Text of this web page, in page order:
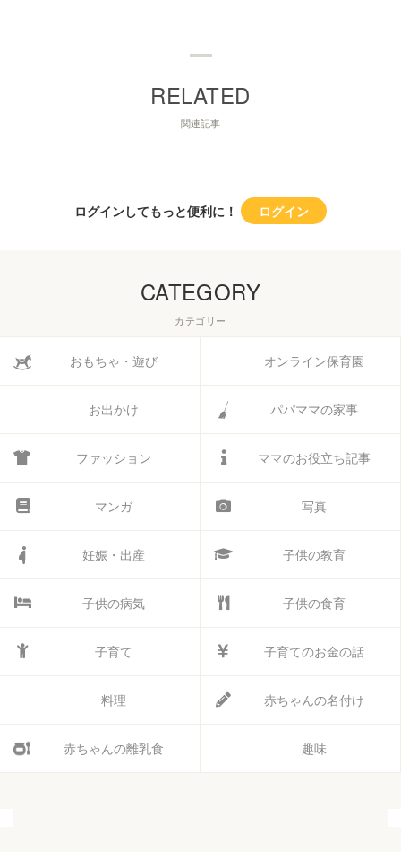
関連記事
ログインしてもっと便利に！ ログイン
CATEGORY
カテゴリー
おもちゃ・遊び オンライン保育園
お出かけ パパママの家事
ファッション ママのお役立ち記事
マンガ 写真
妊娠・出産 子供の教育
子供の病気 子供の食育
子育て 子育てのお金の話
料理 赤ちゃんの名付け
赤ちゃんの離乳食 趣味